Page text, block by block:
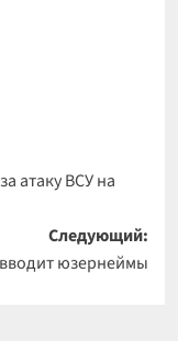
атаку ВСУ на
Следующий:
юзернеймы